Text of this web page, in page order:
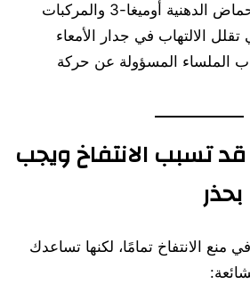
هذه الأطعمة غنية بالأحماض الدهنية أوميغا-3 والمركبات
تقلل الالتهاب في جدار الأمعاء
الملساء المسؤولة عن حركة
تسبب الانتفاخ ويجب
منع الانتفاخ تمامًا، لكنها تساعدك